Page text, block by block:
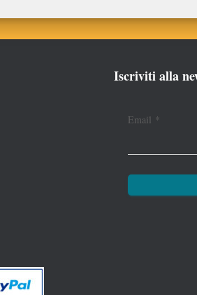
Iscriviti alla
Email *